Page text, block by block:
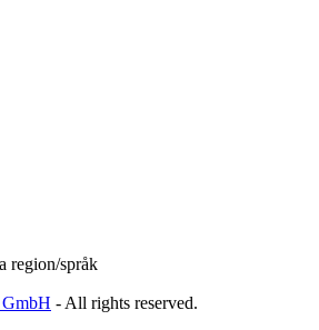
region/språk
GmbH - All rights reserved.